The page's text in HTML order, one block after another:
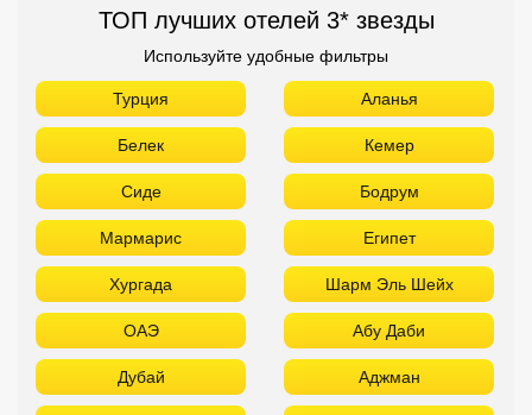
ТОП лучших отелей 3* звезды
Используйте удобные фильтры
Турция Аланья
Белек Кемер
Сиде Бодрум
Мармарис Египет
Хургада Шарм Эль Шейх
ОАЭ Абу Даби
Дубай Аджман